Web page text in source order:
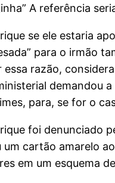
A referência
se ele estaria
para o irmão
essa razão,
demandou
para, se for o
foi denunciado
cartão amarelo
em um esquema